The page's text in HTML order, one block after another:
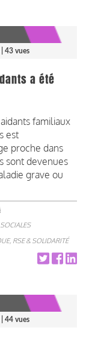
| 43 vues
a été
familiaux
est
proche dans
sont devenues
grave ou
RSE & SOLIDARITÉ
| 44 vues